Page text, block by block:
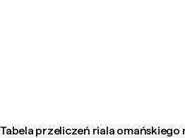
Tabela przeliczeń riala omańskiego